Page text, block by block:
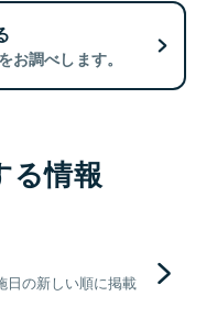
お調べします。
る情報
日の新しい順に掲載